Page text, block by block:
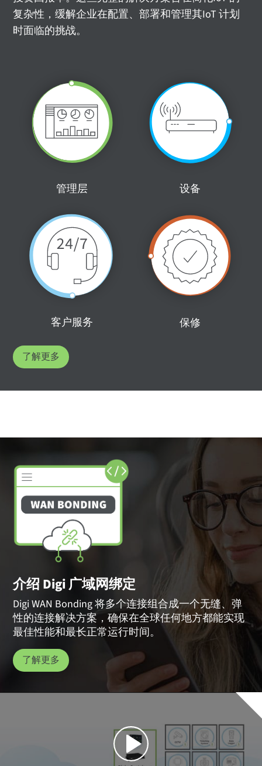
复杂性，缓解企业在配置、部署和管理其IoT 计划
时面临的挑战。
管理层 设备
客户服务 保修
了解更多
介绍 Digi 广域网绑定
Digi WAN Bonding 将多个连接组合成一个无缝、弹
性的连接解决方案，确保在全球任何地方都能实现
最佳性能和最长正常运行时间。
了解更多